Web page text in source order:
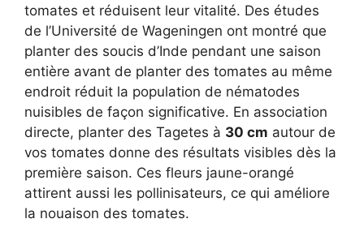
tomates et réduisent leur vitalité. Des études
de l’Université de Wageningen ont montré que
planter des soucis d’Inde pendant une saison
entière avant de planter des tomates au même
endroit réduit la population de nématodes
nuisibles de façon significative. En association
directe, planter des Tagetes à 30 cm autour de
vos tomates donne des résultats visibles dès la
première saison. Ces fleurs jaune-orangé
attirent aussi les pollinisateurs, ce qui améliore
la nouaison des tomates.